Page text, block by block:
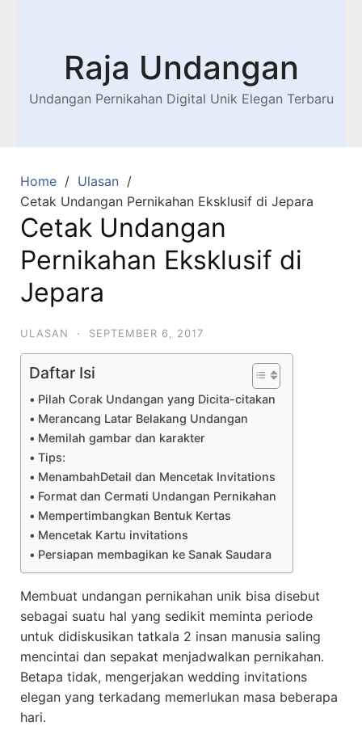
Raja Undangan
Undangan Pernikahan Digital Unik Elegan Terbaru
Home
Ulasan
Cetak Undangan Pernikahan Eksklusif di Jepara
Cetak Undangan
Pernikahan Eksklusif di
Jepara
ULASAN · SEPTEMBER 6, 2017
Daftar Isi
Pilah Corak Undangan yang Dicita-citakan
Merancang Latar Belakang Undangan
Memilah gambar dan karakter
Tips:
MenambahDetail dan Mencetak Invitations
Format dan Cermati Undangan Pernikahan
Mempertimbangkan Bentuk Kertas
Mencetak Kartu invitations
Persiapan membagikan ke Sanak Saudara
Membuat undangan pernikahan unik bisa disebut
sebagai suatu hal yang sedikit meminta periode
untuk didiskusikan tatkala 2 insan manusia saling
mencintai dan sepakat menjadwalkan pernikahan.
Betapa tidak, mengerjakan wedding invitations
elegan yang terkadang memerlukan masa beberapa
hari.